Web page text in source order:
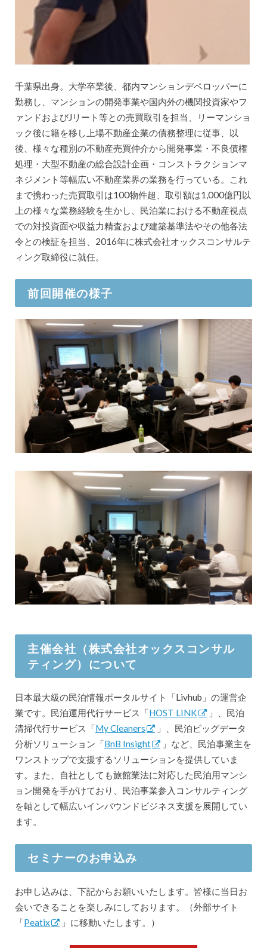
千葉県出身。大学卒業後、都内マンションデペロッパーに
勤務し、マンションの開発事業や国内外の機関投資家やフ
ァンドおよびJリート等との売買取引を担当、リーマンショ
ック後に籍を移し上場不動産企業の債務整理に従事、以
後、様々な種別の不動産売買仲介から開発事業・不良債権
処理・大型不動産の総合設計企画・コンストラクションマ
ネジメント等幅広い不動産業界の業務を行っている。これ
まで携わった売買取引は100物件超、取引額は1,000億円以
上の様々な業務経験を生かし、民泊業における不動産視点
での対投資面や収益力精査および建築基準法やその他各法
令との検証を担当、2016年に株式会社オックスコンサルテ
ィング取締役に就任。
前回開催の様子
主催会社（株式会社オックスコンサル
ティング）について
日本最大級の民泊情報ポータルサイト「Livhub」の運営企
業です。民泊運用代行サービス「HOST LINK
」、民泊
清掃代行サービス「My Cleaners
」、民泊ビッグデータ
分析ソリューション「BnB Insight
」など、民泊事業主を
ワンストップで支援するソリューションを提供していま
す。また、自社としても旅館業法に対応した民泊用マンシ
ョン開発を手がけており、民泊事業参入コンサルティング
を軸として幅広いインバウンドビジネス支援を展開してい
ます。
セミナーのお申込み
お申し込みは、下記からお願いいたします。皆様に当日お
会いできることを楽しみにしております。（外部サイト
「Peatix 」に移動いたします。）